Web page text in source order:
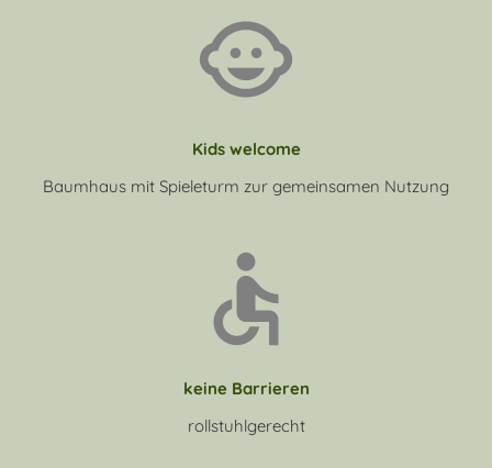
Kids welcome
Baumhaus mit Spieleturm zur gemeinsamen Nutzung
keine Barrieren
rollstuhlgerecht